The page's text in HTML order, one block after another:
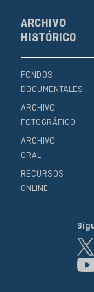
ARCHIVO
HISTÓRICO
FONDOS
DOCUMENTALES
ARCHIVO
FOTOGRÁFICO
ARCHIVO
ORAL
RECURSOS
ONLINE